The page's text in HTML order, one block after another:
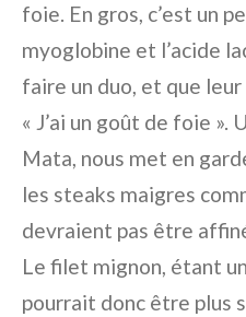
foie. En gros, c’est un
myoglobine et l’acide
faire un duo, et que
« J’ai un goût de foie ».
Mata, nous met en
les steaks maigres
devraient pas être
Le filet mignon, étant
pourrait donc être plus